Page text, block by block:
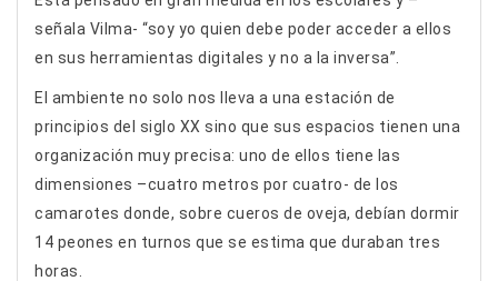
señala Vilma- “soy yo quien debe poder acceder a ellos
en sus herramientas digitales y no a la inversa”.
El ambiente no solo nos lleva a una estación de
principios del siglo XX sino que sus espacios tienen una
organización muy precisa: uno de ellos tiene las
dimensiones –cuatro metros por cuatro- de los
camarotes donde, sobre cueros de oveja, debían dormir
14 peones en turnos que se estima que duraban tres
horas.